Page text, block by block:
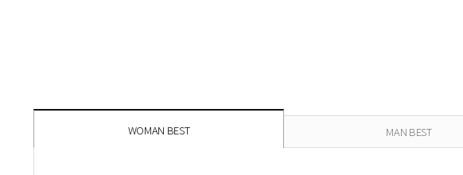
WOMAN BEST MAN BEST